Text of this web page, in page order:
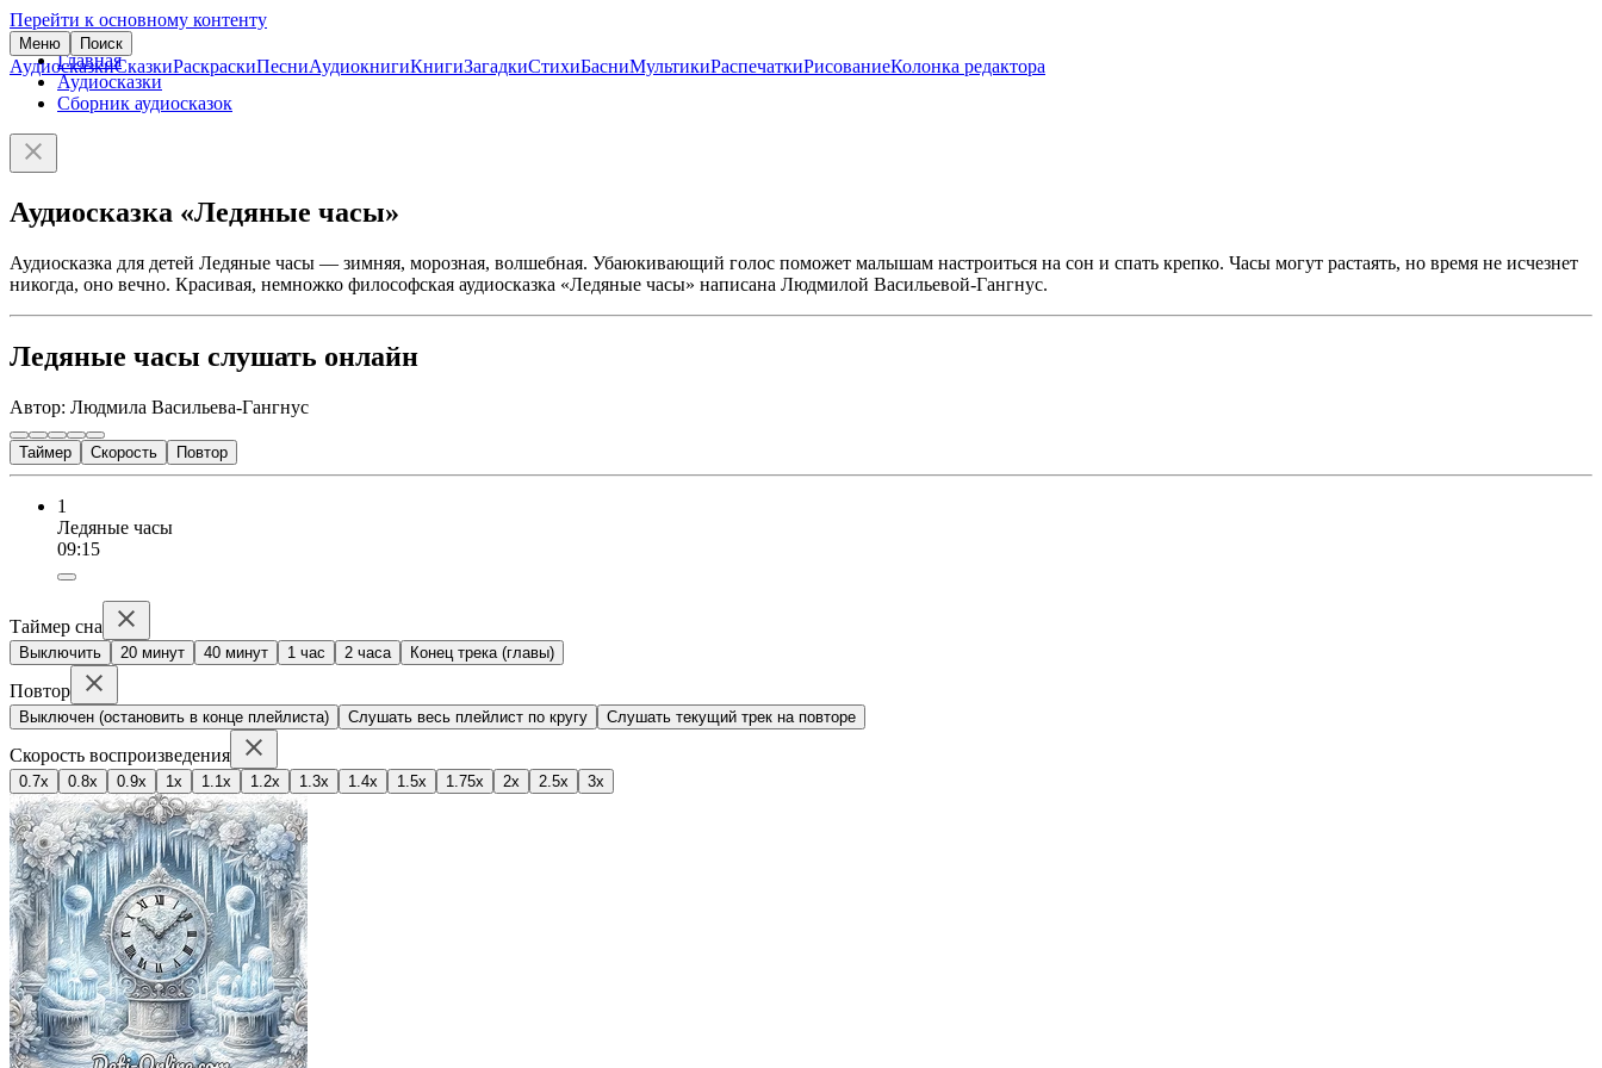
Перейти к основному контенту
Меню Поиск
АудиосказкиСказкиРаскраскиПесниАудиокнигиКнигиЗагадкиСтихиБасниМультикиРаспечаткиРисованиеКолонка редактора
Главная
Аудиосказки
Сборник аудиосказок
Аудиосказка «Ледяные часы»
Аудиосказка для детей Ледяные часы — зимняя, морозная, волшебная. Убаюкивающий голос поможет малышам настроиться на сон и спать крепко. Часы могут растаять, но время не исчезнет
никогда, оно вечно. Красивая, немножко философская аудиосказка «Ледяные часы» написана Людмилой Васильевой-Гангнус.
Ледяные часы слушать онлайн
Автор: Людмила Васильева-Гангнус
Таймер Скорость Повтор
1
Ледяные часы
09:15
Таймер сна
Выключить 20 минут 40 минут 1 час 2 часа Конец трека (главы)
Повтор
Выключен (остановить в конце плейлиста) Слушать весь плейлист по кругу Слушать текущий трек на повторе
Скорость воспроизведения
0.7x 0.8x 0.9x 1x 1.1x 1.2x 1.3x 1.4x 1.5x 1.75x 2x 2.5x 3x